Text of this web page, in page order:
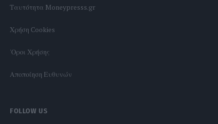
Tαυτότητα Moneypresss.gr
Χρήση Cookies
'Οροι Χρήσης
Αποποίηση Ευθυνών
FOLLOW US